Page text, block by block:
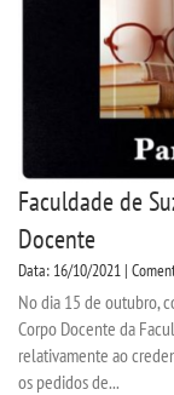
ATENDIMENTO
TECNOLÃ³GICOS
Faculdade de
Docente
Data: 16/10/2021 |
No dia 15 de outubro,
Corpo Docente da
relativamente ao
os pedidos de...